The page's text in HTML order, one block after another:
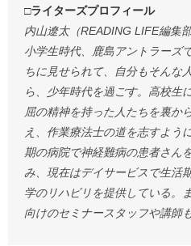
□ライターズプロフィール
内山遼太（READING LIFE編集
小学生時代、鹿島アントラーズ
ちに見せられて、自分もそんな
ら、少年時代を過ごす。高校生
屈の精神を持った人たちを裏か
え、作業療法士の道を志すよう
期の病院で神経難病の患者さん
み、現在はデイサービスで生活
学のリハビリを提供している。
向けのセミナースタッフや講師